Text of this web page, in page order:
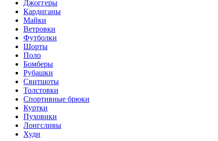
Джоггеры
Кардиганы
Майки
Ветровки
Футболки
Шорты
Поло
Бомберы
Рубашки
Свитшоты
Толстовки
Спортивные брюки
Куртки
Пуховики
Лонгсливы
Худи